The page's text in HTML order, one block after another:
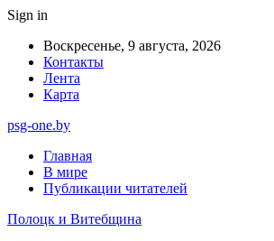
Sign in
Воскресенье, 9 августа, 2026
Контакты
Лента
Карта
psg-one.by
Главная
В мире
Публикации читателей
Полоцк и Витебщина